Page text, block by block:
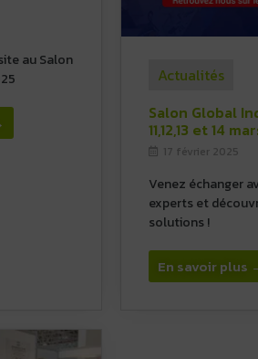
au Salon
Actualités
Salon Global
11,12,13 et 14
17 février 2025
Venez échanger
experts et
solutions !
En savoir plus